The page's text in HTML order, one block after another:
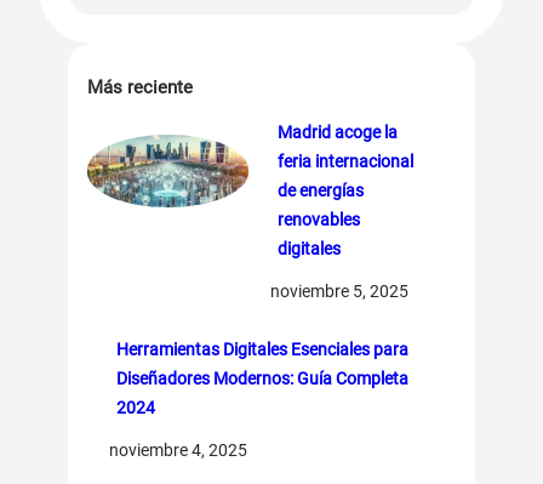
Más reciente
Madrid acoge la
feria internacional
de energías
renovables
digitales
noviembre 5, 2025
Herramientas Digitales Esenciales para
Diseñadores Modernos: Guía Completa
2024
noviembre 4, 2025